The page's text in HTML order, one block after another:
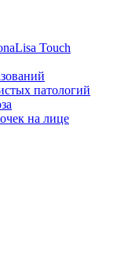
Touch
патологий
на лице